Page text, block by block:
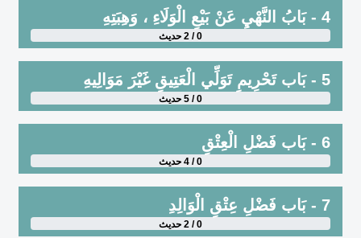
4 - بَابُ النَّهْيِ عَنْ بَيْعِ الْوَلَاءِ ، وَهِبَتِهِ
0 / 2 حديث
5 - بَاب تَحْرِيمِ تَوَلِّي الْعَتِيقِ غَيْرَ مَوَالِيهِ
0 / 5 حديث
6 - بَاب فَضْلِ الْعِتْقِ
0 / 4 حديث
7 - بَاب فَضْلِ عِتْقِ الْوَالِدِ
0 / 2 حديث